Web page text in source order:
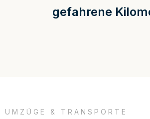
gefahrene
UMZÜGE & TRANSPORTE